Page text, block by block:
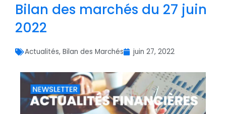
Bilan des marchés du 27 juin
2022
Actualités, Bilan des Marchés juin 27, 2022